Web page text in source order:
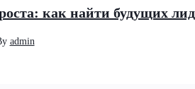
как найти будущих
admin